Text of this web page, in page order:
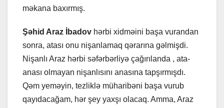
məkana baxırmış.
Şəhid Araz İbadov hərbi xidməini başa vurandan
sonra, atası onu nişanlamaq qərarına gəlmişdi.
Nişanlı Araz hərbi səfərbərliyə çağırılanda , ata-
anası olmayan nişanlısını anasına tapşırmışdı.
Qəm yeməyin, tezliklə müharibəni başa vurub
qayıdacağam, hər şey yaxşı olacaq. Amma, Araz